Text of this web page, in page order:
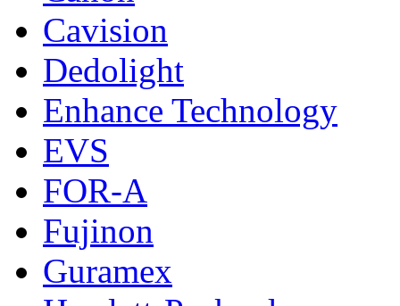
Cavision
Dedolight
Enhance Technology
EVS
FOR-A
Fujinon
Guramex